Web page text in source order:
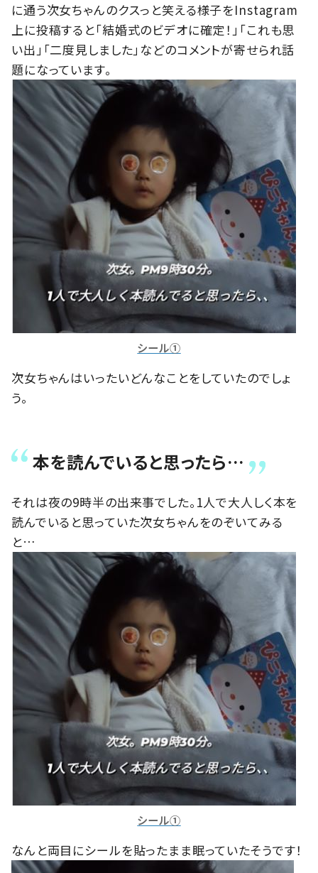
に通う次女ちゃんのクスっと笑える様子をInstagram
上に投稿すると「結婚式のビデオに確定！」「これも思
い出」「二度見しました」などのコメントが寄せられ話
題になっています。
シール①
次女ちゃんはいったいどんなことをしていたのでしょ
う。
本を読んでいると思ったら…
それは夜の9時半の出来事でした。1人で大人しく本を
読んでいると思っていた次女ちゃんをのぞいてみる
と…
シール①
なんと両目にシールを貼ったまま眠っていたそうです！